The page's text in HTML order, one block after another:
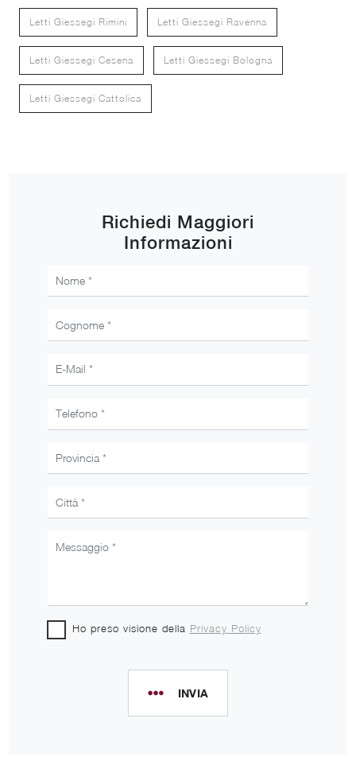
Letti Giessegi Rimini Letti Giessegi Ravenna
Letti Giessegi Cesena Letti Giessegi Bologna
Letti Giessegi Cattolica
Richiedi Maggiori
Informazioni
Ho preso visione della Privacy Policy
INVIA